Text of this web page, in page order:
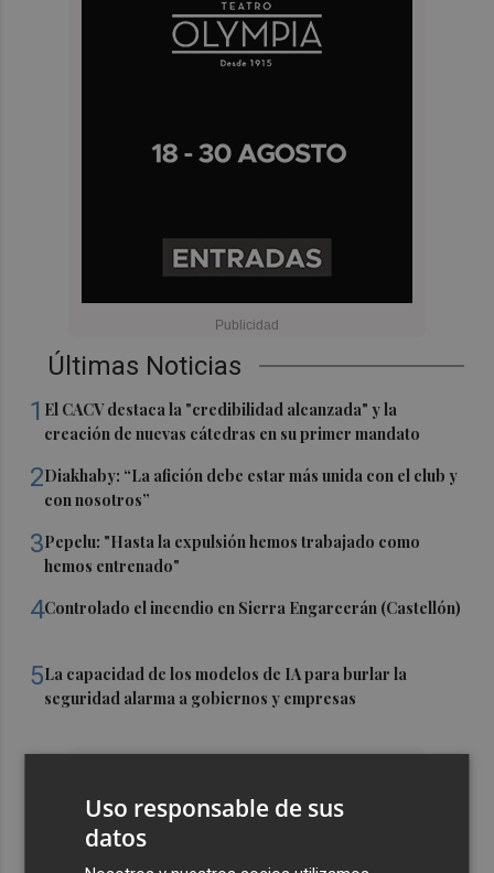
Últimas Noticias
1 El CACV destaca la "credibilidad alcanzada" y la
creación de nuevas cátedras en su primer mandato
2Diakhaby: “La afición debe estar más unida con el club y
con nosotros”
3Pepelu: "Hasta la expulsión hemos trabajado como
hemos entrenado"
4Controlado el incendio en Sierra Engarcerán (Castellón)
5La capacidad de los modelos de IA para burlar la
seguridad alarma a gobiernos y empresas
Uso responsable de sus
datos